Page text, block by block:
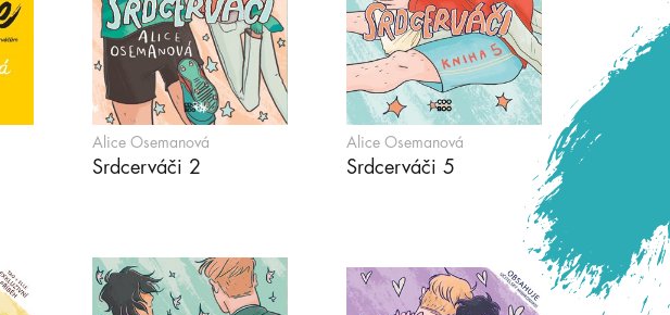
Alice Osemanová
Srdcerváči 2
Alice Osemanová
Srdcerváči 5